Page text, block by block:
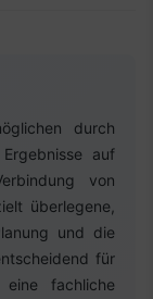
durch
auf
von
überlegene,
und die
für
fachliche